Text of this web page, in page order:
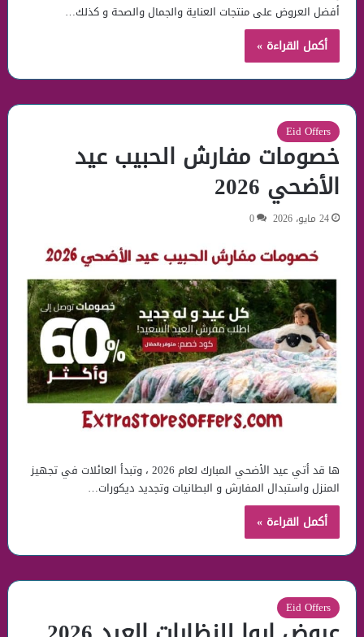
أفضل العروض على منتجات العناية والجمال والصحة و كذلك…
أكمل القراءة »
Eid Offers
خصومات مفارش الحبيب عيد
الأضحي 2026
24 مايو، 2026 0
ها قد أتي عيد الأضحي المبارك لعام 2026 ، وتبدأ العائلات في تجهيز
المنزل واستبدال المفارش و البطانيات وتجديد ديكورات…
أكمل القراءة »
Eid Offers